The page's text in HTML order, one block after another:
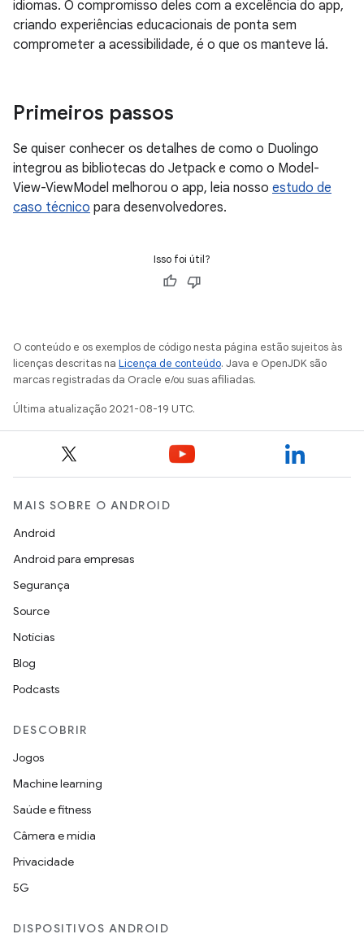
idiomas. O compromisso deles com a excelência do app,
criando experiências educacionais de ponta sem
comprometer a acessibilidade, é o que os manteve lá.
Primeiros passos
Se quiser conhecer os detalhes de como o Duolingo
integrou as bibliotecas do Jetpack e como o Model-
View-ViewModel melhorou o app, leia nosso estudo de
caso técnico para desenvolvedores.
Isso foi útil?
O conteúdo e os exemplos de código nesta página estão sujeitos às
licenças descritas na Licença de conteúdo. Java e OpenJDK são
marcas registradas da Oracle e/ou suas afiliadas.
Última atualização 2021-08-19 UTC.
MAIS SOBRE O ANDROID
Android
Android para empresas
Segurança
Source
Notícias
Blog
Podcasts
DESCOBRIR
Jogos
Machine learning
Saúde e fitness
Câmera e mídia
Privacidade
5G
DISPOSITIVOS ANDROID